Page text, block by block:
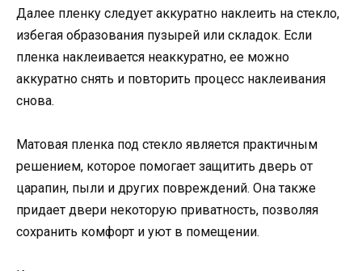
Далее пленку следует аккуратно наклеить на стекло,
избегая образования пузырей или складок. Если
пленка наклеивается неаккуратно, ее можно
аккуратно снять и повторить процесс наклеивания
снова.
Матовая пленка под стекло является практичным
решением, которое помогает защитить дверь от
царапин, пыли и других повреждений. Она также
придает двери некоторую приватность, позволяя
сохранить комфорт и уют в помещении.